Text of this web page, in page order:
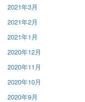
2021年3月
2021年2月
2021年1月
2020年12月
2020年11月
2020年10月
2020年9月